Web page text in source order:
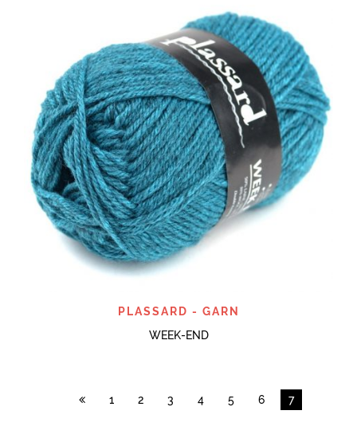
PLASSARD - GARN
WEEK-END
1 2 3 4 5 6 7